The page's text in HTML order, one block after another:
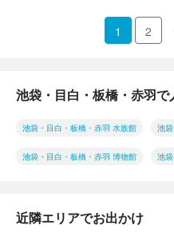
1 2
池袋・目白・板橋・赤羽
池袋・目白・板橋・赤羽 水族館 池
池袋・目白・板橋・赤羽 博物館 池
近隣エリアでお出かけ